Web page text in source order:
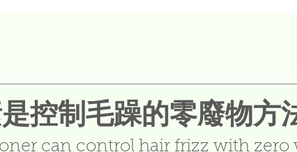
控制毛躁的零廢物方
can control hair frizz with zero